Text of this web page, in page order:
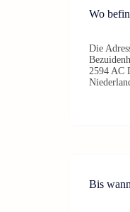
Wo
Die
2594 AC
Bis